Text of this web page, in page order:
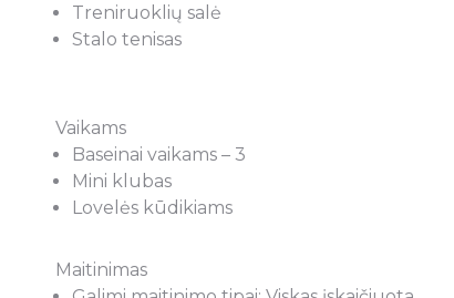
Treniruoklių salė
Stalo tenisas
Vaikams
Baseinai vaikams – 3
Mini klubas
Lovelės kūdikiams
Maitinimas